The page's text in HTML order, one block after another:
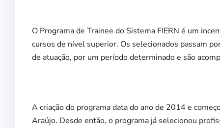
O Programa de Trainee do Sistema FIERN é um
cursos de nível superior. Os selecionados passam
de atuação, por um período determinado e são
A criação do programa data do ano de 2014 e
Araújo. Desde então, o programa já selecionou